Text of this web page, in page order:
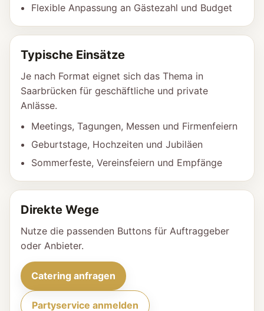
Flexible Anpassung an Gästezahl und Budget
Typische Einsätze
Je nach Format eignet sich das Thema in
Saarbrücken für geschäftliche und private
Anlässe.
Meetings, Tagungen, Messen und Firmenfeiern
Geburtstage, Hochzeiten und Jubiläen
Sommerfeste, Vereinsfeiern und Empfänge
Direkte Wege
Nutze die passenden Buttons für Auftraggeber
oder Anbieter.
Catering anfragen
Partyservice anmelden